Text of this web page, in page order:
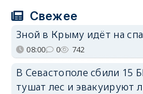
Свежее
Зной в Крыму идёт на
08:00 0 742
В Севастополе сбили 15
тушат лес и эвакуируют